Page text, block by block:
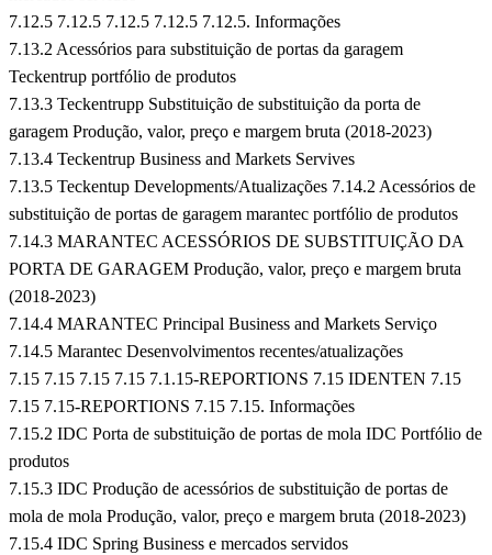
7.12.5 7.12.5 7.12.5 7.12.5 7.12.5. Informações
7.13.2 Acessórios para substituição de portas da garagem
Teckentrup portfólio de produtos
7.13.3 Teckentrupp Substituição de substituição da porta de
garagem Produção, valor, preço e margem bruta (2018-2023)
7.13.4 Teckentrup Business and Markets Servives
7.13.5 Teckentup Developments/Atualizações 7.14.2 Acessórios de
substituição de portas de garagem marantec portfólio de produtos
7.14.3 MARANTEC ACESSÓRIOS DE SUBSTITUIÇÃO DA
PORTA DE GARAGEM Produção, valor, preço e margem bruta
(2018-2023)
7.14.4 MARANTEC Principal Business and Markets Serviço
7.14.5 Marantec Desenvolvimentos recentes/atualizações
7.15 7.15 7.15 7.15 7.1.15-REPORTIONS 7.15 IDENTEN 7.15
7.15 7.15-REPORTIONS 7.15 7.15. Informações
7.15.2 IDC Porta de substituição de portas de mola IDC Portfólio de
produtos
7.15.3 IDC Produção de acessórios de substituição de portas de
mola de mola Produção, valor, preço e margem bruta (2018-2023)
7.15.4 IDC Spring Business e mercados servidos